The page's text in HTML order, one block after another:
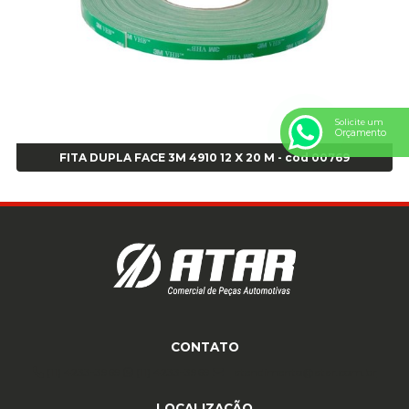
Anel de vedação Jumbo OR-224 TG - Cod: 03749
Anel de vedação Jumbo OR-449 Cod: 03752
Anel p/ montagem de pneu s/cam aro 22,5 - Cod 00166
Anel para Vedação OR 325 Nacional -Cod 01768
Anel para Vedação OR 329 - Cod 01769
Anel para Vedação OR 335 Importado - Cod 01771
Anel para Vedação OR 339 - Cod 01772
Anel para Vedação OR 345 - Cod 01773
FITA DUPLA FACE 3M 4910 12 X 20 M - cod 00769
CONTATO
Solicite um
Orçamento